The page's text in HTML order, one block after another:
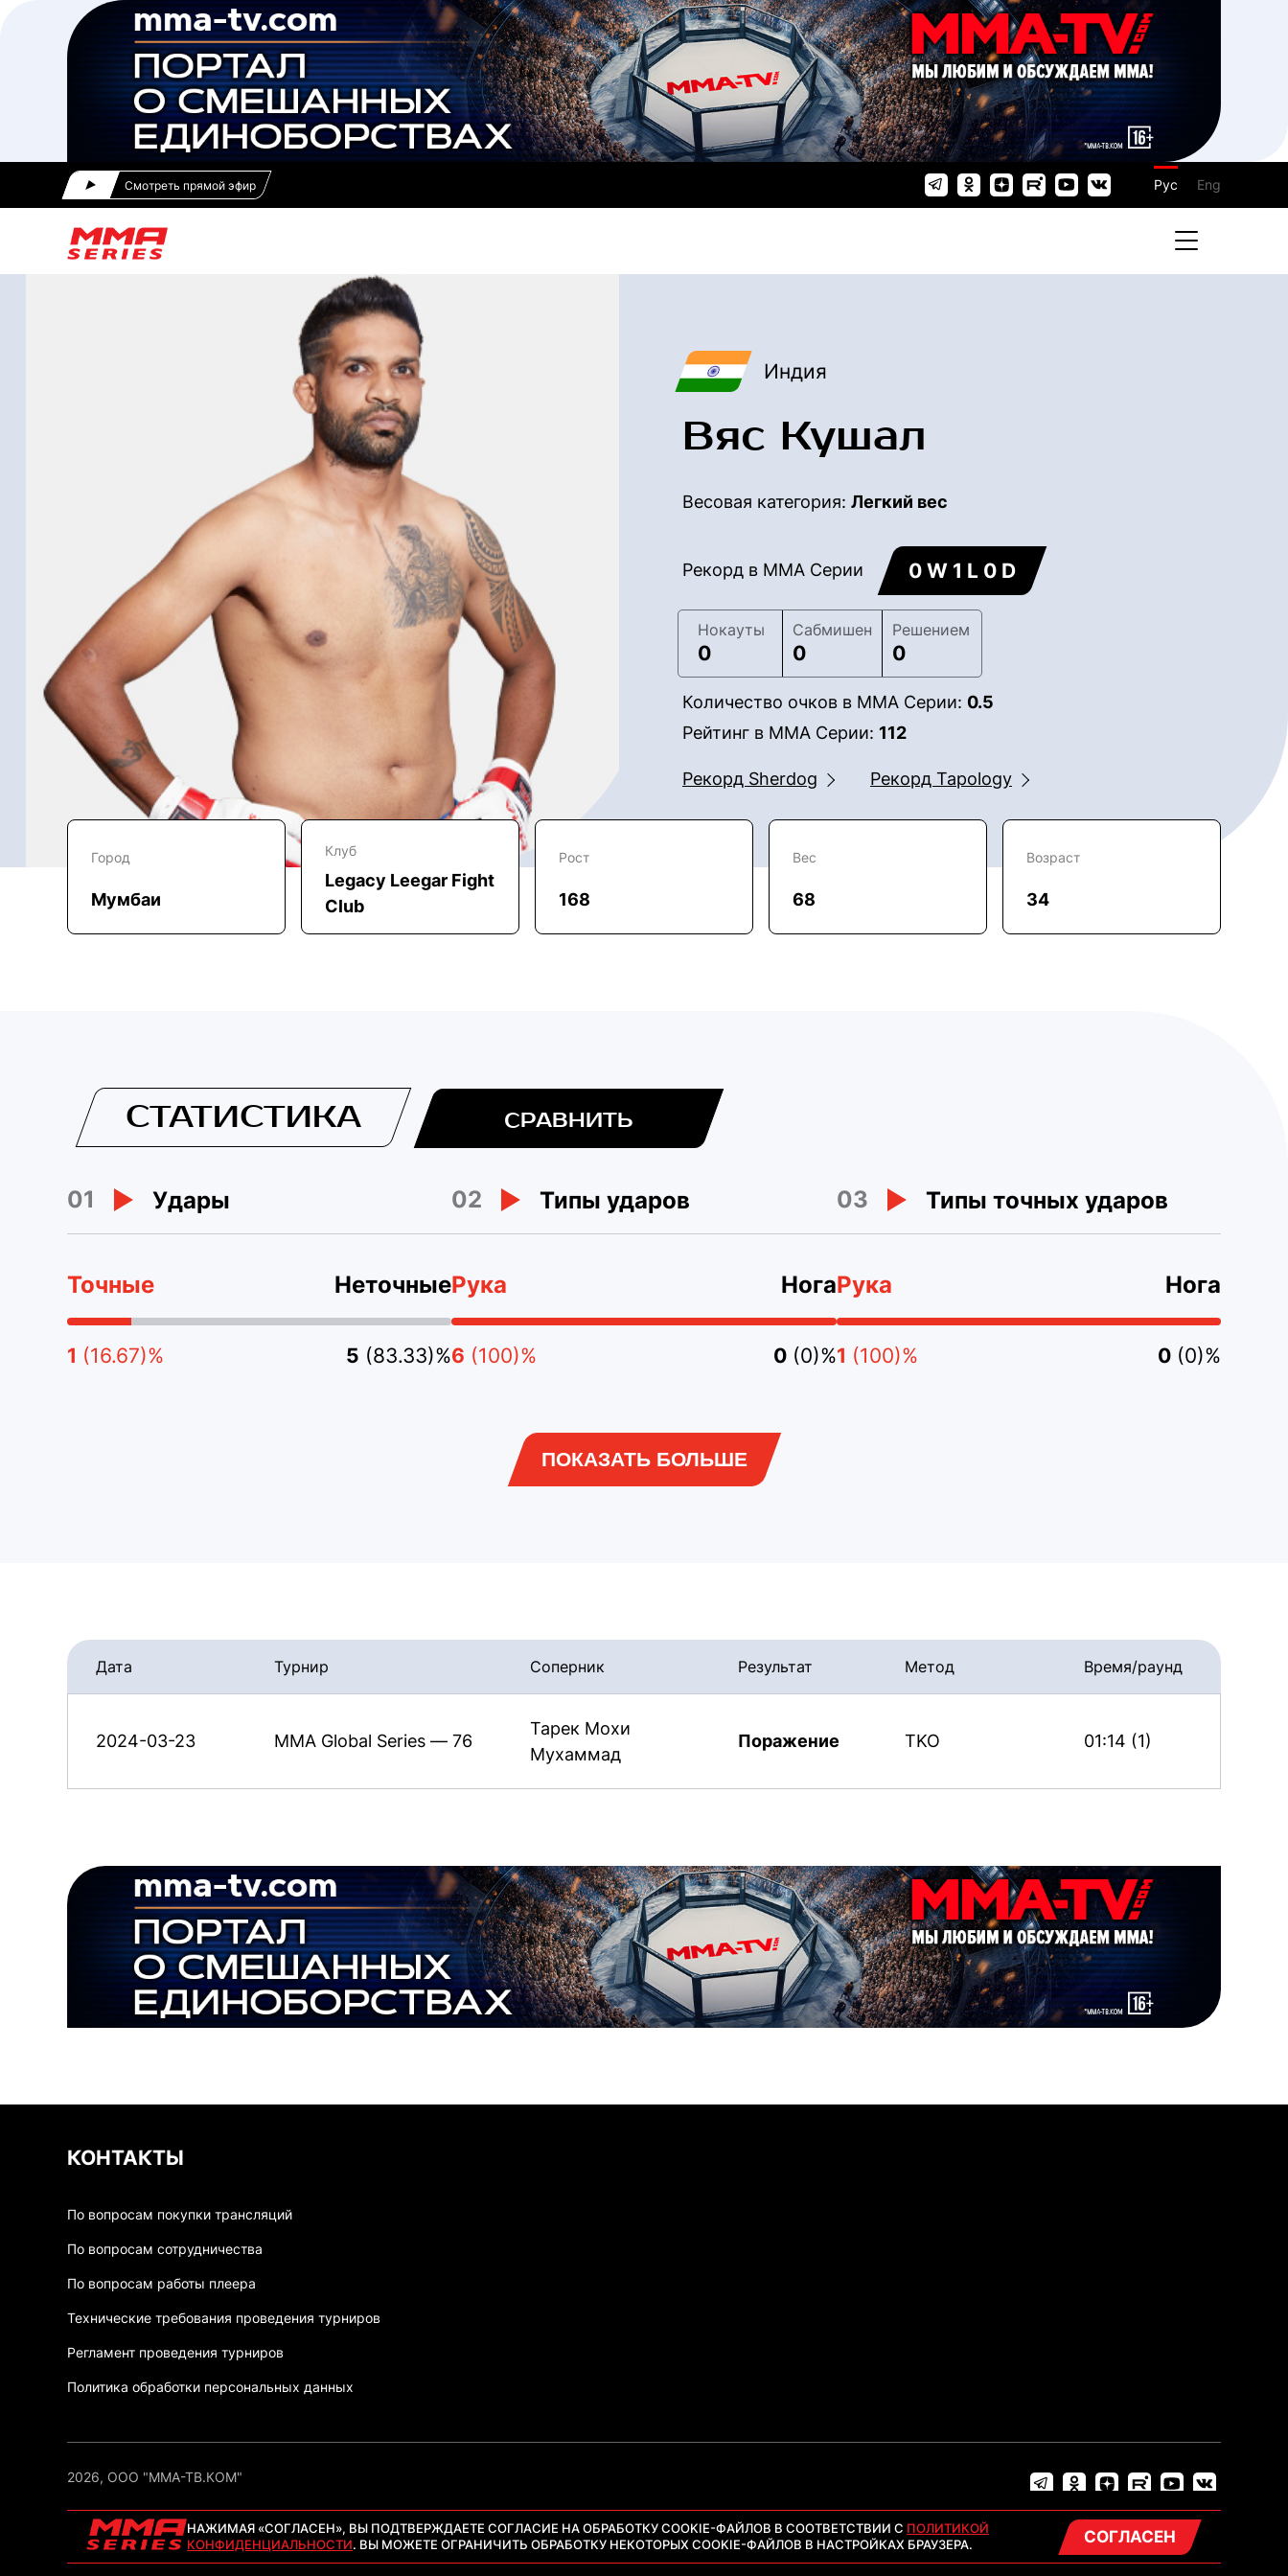
Смотреть прямой эфир Рус Eng
Индия
Вяс Кушал
Весовая категория: Легкий вес
Рекорд в ММА Серии 0 W 1 L 0 D
Нокауты
0
Сабмишен
0
Решением
0
Количество очков в ММА Серии: 0.5
Рейтинг в ММА Серии: 112
Рекорд Sherdog Рекорд Tapology
Город
Мумбаи
Клуб
Legacy Leegar Fight
Club
Рост
168
Вес
68
Возраст
34
СТАТИСТИКА СРАВНИТЬ
01 Удары
Точные Неточные
1 (16.67)% 5 (83.33)%
02 Типы ударов
Рука Нога
6 (100)% 0 (0)%
03 Типы точных ударов
Рука Нога
1 (100)% 0 (0)%
ПОКАЗАТЬ БОЛЬШЕ
Дата Турнир Соперник Результат Метод Время/раунд
2024-03-23 MMA Global Series — 76
Тарек Мохи
Мухаммад
Поражение TKO 01:14 (1)
КОНТАКТЫ
По вопросам покупки трансляций
По вопросам сотрудничества
По вопросам работы плеера
Технические требования проведения турниров
Регламент проведения турниров
Политика обработки персональных данных
2026, ООО "ММА-ТВ.КОМ"
НАЖИМАЯ «СОГЛАСЕН», ВЫ ПОДТВЕРЖДАЕТЕ СОГЛАСИЕ НА ОБРАБОТКУ COOKIE-ФАЙЛОВ В СООТВЕТСТВИИ С ПОЛИТИКОЙ
КОНФИДЕНЦИАЛЬНОСТИ. ВЫ МОЖЕТЕ ОГРАНИЧИТЬ ОБРАБОТКУ НЕКОТОРЫХ COOKIE-ФАЙЛОВ В НАСТРОЙКАХ БРАУЗЕРА. СОГЛАСЕН